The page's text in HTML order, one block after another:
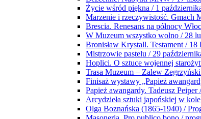
Życie wśród piękna / 1
Marzenie i rzeczywistość. Gmach
Brescia. Renesans na północy
W Muzeum wszystko wolno / 28
Bronisław Krystall. Testament /
Mistrzowie pastelu / 29
Hoplici. O sztuce wojennej
Trasa Muzeum – Zalew
Finisaż wystawy „Papież
Papież awangardy. Tadeusz
Arcydzieła sztuki japońskiej w
Olga Boznańska (1865-1940) /